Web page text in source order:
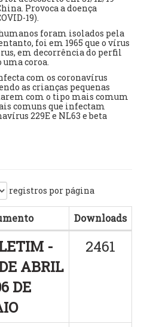
Provoca a doença
19).
foram isolados pela
foi em 1965 que o vírus
em decorrência do perfil
coroa.
com os coronavírus
as crianças pequenas
com o tipo mais comum
comuns que infectam
229E e NL63 e beta
registros por página
Downloads
-
ABRIL
DE
2461